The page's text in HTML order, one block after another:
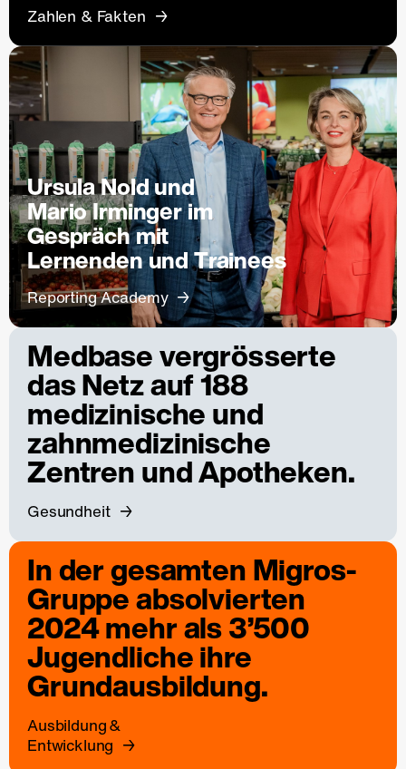
Zahlen & Fakten
Ursula Nold und
Mario Irminger im
Gespräch mit
Lernenden und Trainees
Reporting Academy
Medbase vergrösserte
das Netz auf 188
medizinische und
zahnmedizinische
Zentren und Apotheken.
Gesundheit
In der gesamten Migros-
Gruppe absolvierten
2024 mehr als 3’500
Jugendliche ihre
Grundausbildung.
Ausbildung &
Entwicklung